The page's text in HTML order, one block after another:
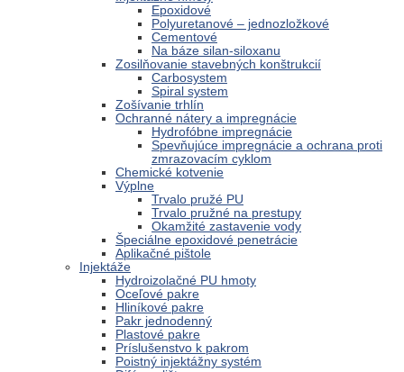
Epoxidové
Polyuretanové – jednozložkové
Cementové
Na báze silan-siloxanu
Zosilňovanie stavebných konštrukcií
Carbosystem
Spiral system
Zošívanie trhlín
Ochranné nátery a impregnácie
Hydrofóbne impregnácie
Spevňujúce impregnácie a ochrana proti
zmrazovacím cyklom
Chemické kotvenie
Výplne
Trvalo pružé PU
Trvalo pružné na prestupy
Okamžité zastavenie vody
Špeciálne epoxidové penetrácie
Aplikačné pištole
Injektáže
Hydroizolačné PU hmoty
Oceľové pakre
Hliníkové pakre
Pakr jednodenný
Plastové pakre
Príslušenstvo k pakrom
Poistný injektážny systém